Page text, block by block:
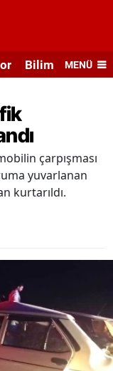
Bilim veMENÜ
çarpışması
yuvarlanan
kurtarıldı.